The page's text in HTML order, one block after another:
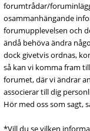
forumtrådar/
osammanhängande
forumupplevelsen och
ändå behöva ändra
dock givetvis ordnas,
så kan vi komma fram
forumet, där vi ändrar
associerar till dig
Hör med oss som sagt,
*Vill du se vilken